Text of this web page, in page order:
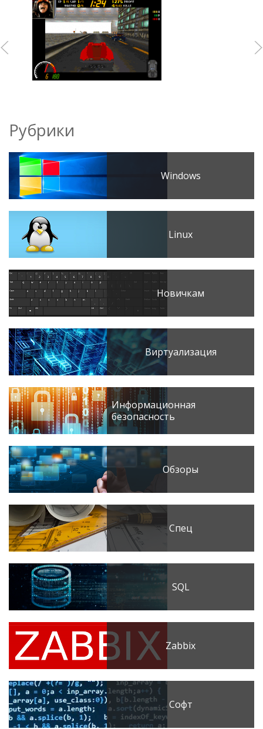
Рубрики
Windows
Linux
Новичкам
Виртуализация
Информационная
безопасность
Обзоры
Спец
SQL
Zabbix
Софт